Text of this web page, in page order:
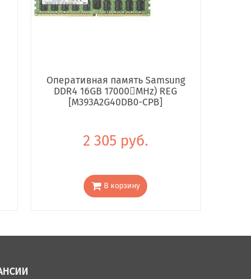
Оперативная память Samsung
DDR4 16GB 17000񢋕MHz) REG
[M393A2G40DB0-CPB]
2 305 руб.
В корзину